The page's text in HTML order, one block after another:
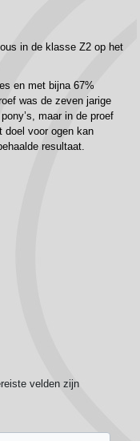
in de klasse Z2 op het
en met bijna 67%
was de zeven jarige
maar in de proef
doel voor ogen kan
resultaat.
velden zijn